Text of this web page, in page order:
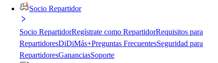
Socio Repartidor
Socio RepartidorRegístrate como RepartidorRequisitos para
RepartidoresDiDiMás+Preguntas FrecuentesSeguridad para
RepartidoresGananciasSoporte